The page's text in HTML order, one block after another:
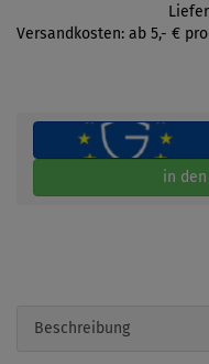
Versandkosten: ab 5,- €
in
Beschreibung